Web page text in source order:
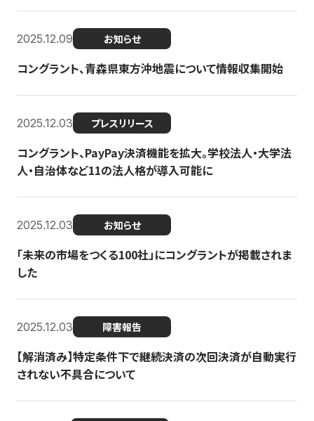
2025.12.09 お知らせ
コングラント、青森県東方沖地震について情報収集開始
2025.12.03 プレスリリース
コングラント、PayPay決済機能を拡大。学校法人・大学法
人・自治体など11の法人格が導入可能に
2025.12.03 お知らせ
「未来の市場をつくる100社」にコングラントが掲載されま
した
2025.12.03 障害報告
【解消済み】特定条件下で継続決済の次回決済が自動実行
されない不具合について